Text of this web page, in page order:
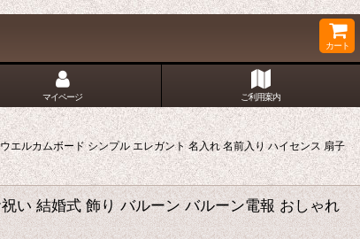
カート
マイページ ご利用案内
エルカムボード シンプル エレガント 名入れ 名前入り ハイセンス 扇子
い 結婚式 飾り バルーン バルーン電報 おしゃれ